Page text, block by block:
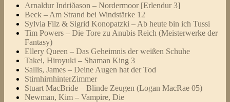
Arnaldur Indriðason – Nordermoor [Erlendur 3]
Beck – Am Strand bei Windstärke 12
Sylvia Filz & Sigrid Konopatzki – Ab heute bin ich Tussi
Tim Powers – Die Tore zu Anubis Reich (Meisterwerke der
Fantasy)
Ellery Queen – Das Geheimnis der weißen Schuhe
Takei, Hiroyuki – Shaman King 3
Sallis, James – Deine Augen hat der Tod
StirnhirnhinterZimmer
Stuart MacBride – Blinde Zeugen (Logan MacRae 05)
Newman, Kim – Vampire, Die